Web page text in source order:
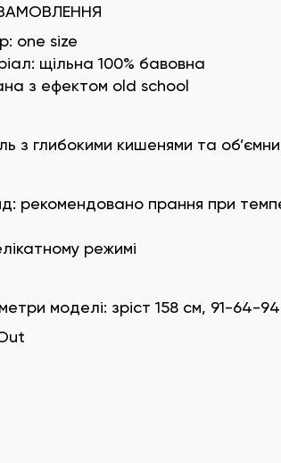
one size
щільна 100% бавовна
з ефектом old school
з глибокими кишенями та
рекомендовано прання при
режимі
моделі: зріст 158 см, 91-64-94